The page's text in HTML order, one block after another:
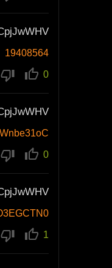
19408564
0
Wnbe31oC
0
1